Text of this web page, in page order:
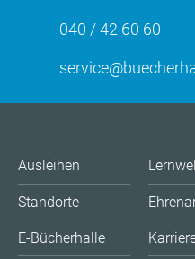
040 / 42 60 60
Ausleihen
Standorte
E-Bücherhalle